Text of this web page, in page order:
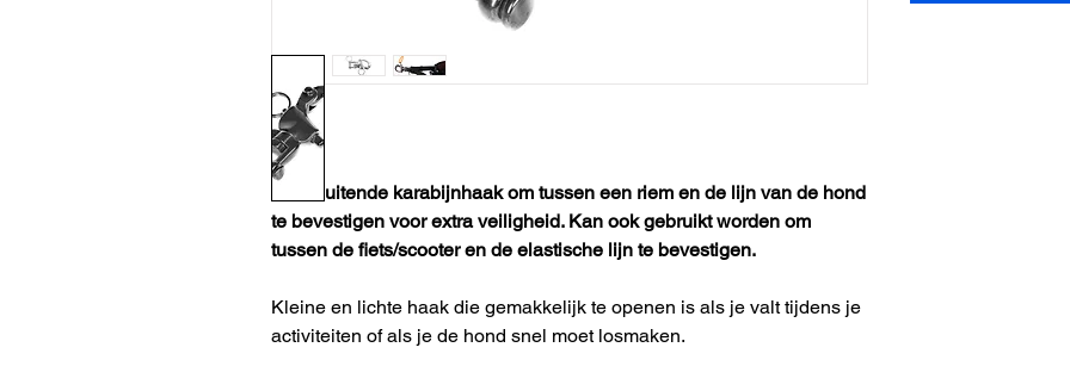
Snelsluitende karabijnhaak om tussen een riem en de lijn van de hond
te bevestigen voor extra veiligheid. Kan ook gebruikt worden om
tussen de fiets/scooter en de elastische lijn te bevestigen.
Kleine en lichte haak die gemakkelijk te openen is als je valt tijdens je
activiteiten of als je de hond snel moet losmaken.